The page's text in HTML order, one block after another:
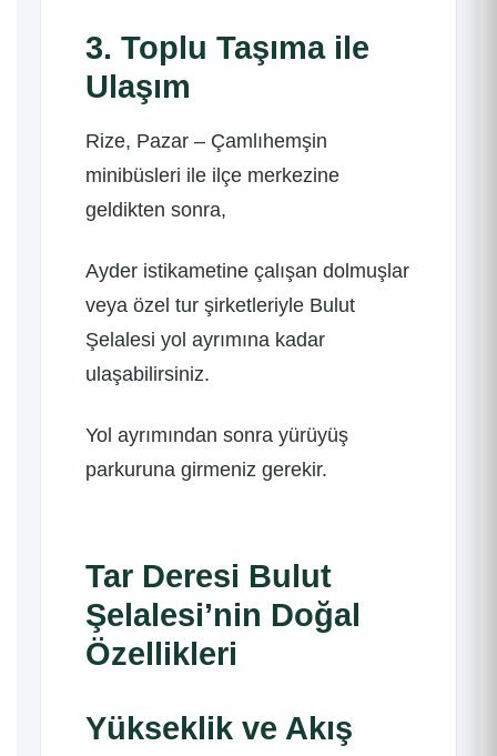
3. Toplu Taşıma ile
Ulaşım
Rize, Pazar – Çamlıhemşin
minibüsleri ile ilçe merkezine
geldikten sonra,
Ayder istikametine çalışan dolmuşlar
veya özel tur şirketleriyle Bulut
Şelalesi yol ayrımına kadar
ulaşabilirsiniz.
Yol ayrımından sonra yürüyüş
parkuruna girmeniz gerekir.
Tar Deresi Bulut
Şelalesi’nin Doğal
Özellikleri
Yükseklik ve Akış